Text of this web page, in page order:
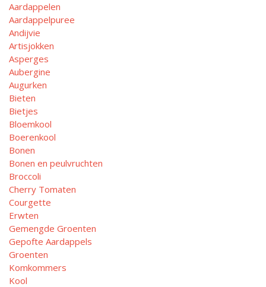
Aardappelen
Aardappelpuree
Andijvie
Artisjokken
Asperges
Aubergine
Augurken
Bieten
Bietjes
Bloemkool
Boerenkool
Bonen
Bonen en peulvruchten
Broccoli
Cherry Tomaten
Courgette
Erwten
Gemengde Groenten
Gepofte Aardappels
Groenten
Komkommers
Kool